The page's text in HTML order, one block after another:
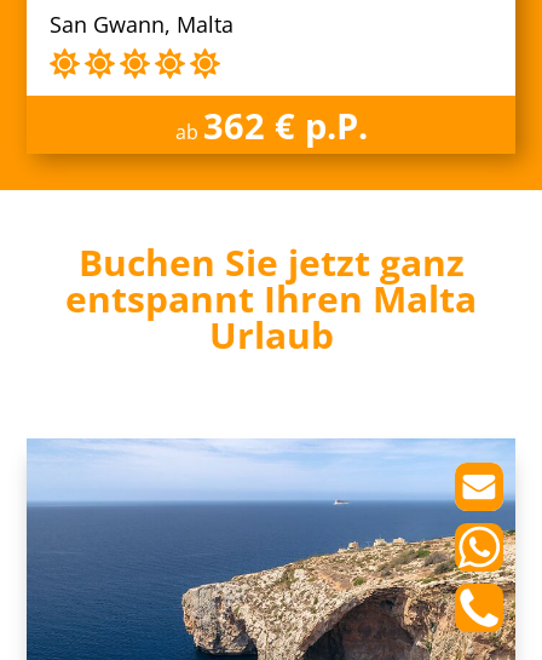
San Gwann, Malta
ab 362 € p.P.
Buchen Sie jetzt ganz
entspannt Ihren Malta
Urlaub